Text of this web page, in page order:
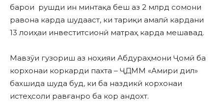
барои рушди ин минтақа беш аз 2 млрд сомони
равона карда шудааст, ки тариқи амалӣ кардани
13 лоиҳаи инвеститсионӣ матраҳ карда мешавад.
Мавзӯи гузориш аз ноҳияи Абдураҳмони Ҷомӣ ба
корхонаи коркарди пахта – ҶДММ «Амири дил»
бахшида шуда буд, ки ба наздикӣ корхонаи
истеҳсоли равғанро ба кор андохт.